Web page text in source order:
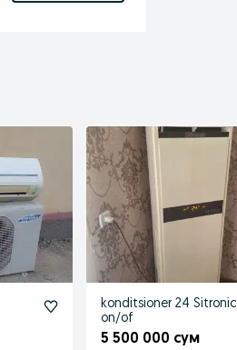
konditsioner 24 Sitronic
on/of
5 500 000 сум